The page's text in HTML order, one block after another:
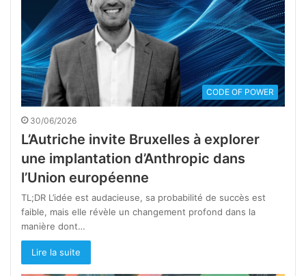
CODE OF POWER
30/06/2026
L’Autriche invite Bruxelles à explorer
une implantation d’Anthropic dans
l’Union européenne
TL;DR L’idée est audacieuse, sa probabilité de succès est
faible, mais elle révèle un changement profond dans la
manière dont…
Lire la suite